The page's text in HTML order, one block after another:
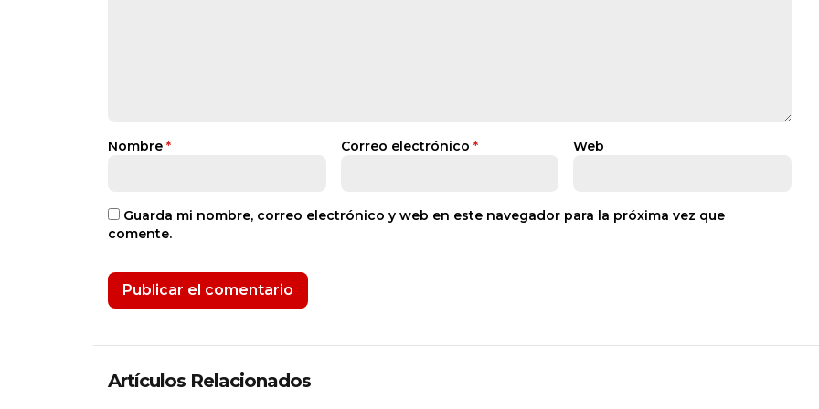
Nombre * Correo electrónico * Web
Guarda mi nombre, correo electrónico y web en este navegador para la próxima vez que
comente.
Artículos Relacionados